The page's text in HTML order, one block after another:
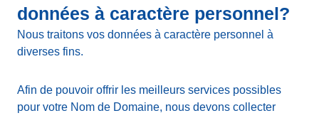
données à caractère personnel?
Nous traitons vos données à caractère personnel à
diverses fins.
Afin de pouvoir offrir les meilleurs services possibles
pour votre Nom de Domaine, nous devons collecter